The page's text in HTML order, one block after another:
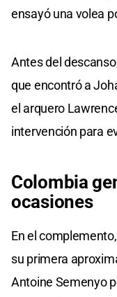
ensayó una volea
Antes del
que encontró a
el arquero
intervención para
Colombia
ocasiones
En el
su primera
Antoine Semenyo